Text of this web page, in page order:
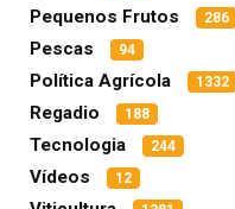
Pequenos Frutos 286
Pescas 94
Política Agrícola 1332
Regadio 188
Tecnologia 244
Vídeos 12